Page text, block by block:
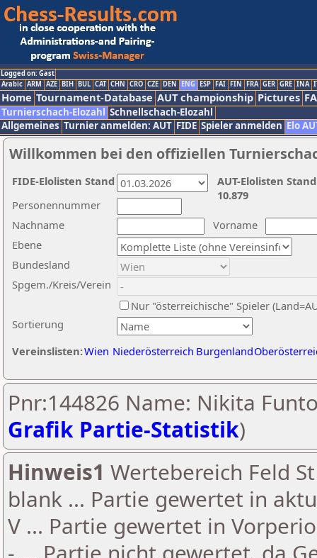
Logged on: Gast
Arabic ARM AZE BIH BUL CAT CHN CRO CZE DEN ENG ESP FAI FIN FRA GER GRE INA
Home Tournament-Database AUT championship Pictures
Turnierschach-Elozahl Schnellschach-Elozahl
Allgemeines Turnier anmelden: AUT FIDE Spieler anmelden Elo
Willkommen bei den offiziellen
Nachname
Vorname
Ebene
Sortierung
Personennummer
Bundesland
Spgem./Kreis/Verein
Nur "österreichische" Spieler
Vereinslisten:Wien Niederösterreich Burgenland
AUT-Elolisten
10.879
FIDE-Elolisten Stand
Pnr:144826 Name: Nikita
Grafik Partie-Statistik)
Hinweis1 Wertebereich Feld
blank ... Partie gewertet in
V ... Partie gewertet in